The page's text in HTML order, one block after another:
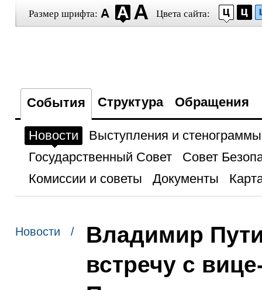
Размер шрифта: Цвета сайта:
События Структура Обращения
Новости
Выступления и стенограммы
Государственный Совет
Совет
Комиссии и советы
Документы
Новости /
Владимир
встречу с